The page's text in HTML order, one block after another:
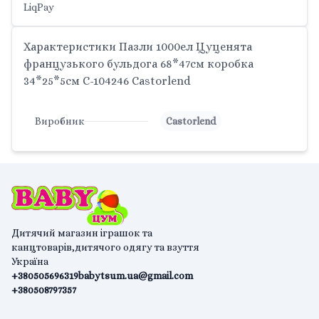
LiqPay
Характеристики Пазли 1000ел Цуценята
французького бульдога 68*47см коробка
34*25*5см C-104246 Castorlend
Виробник Castorlend
Дитячий магазин іграшок та
канцтоварів,дитячого одягу та взуття
Україна
+380505696319
+380508797357
babytsum.ua@gmail.com